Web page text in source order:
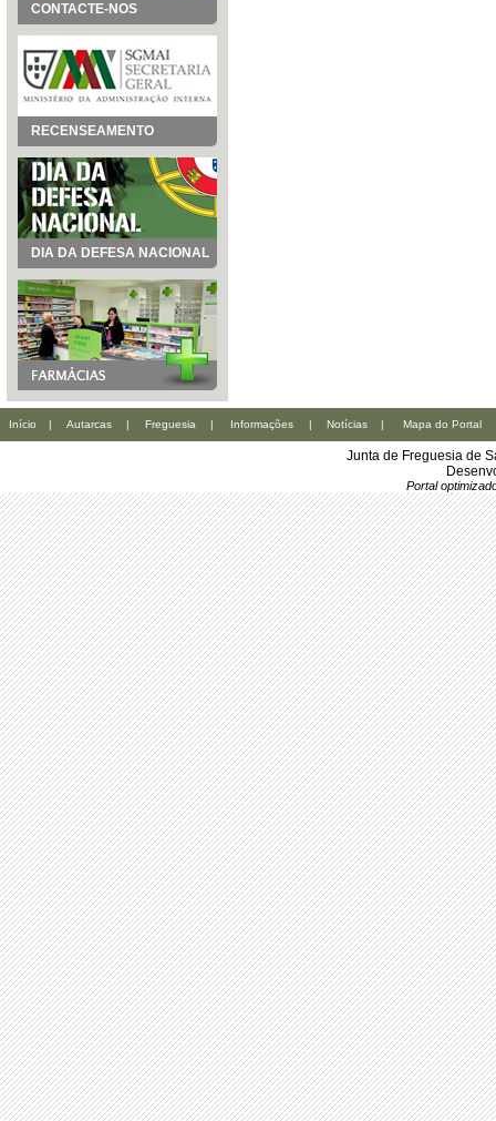
CONTACTE-NOS
RECENSEAMENTO
DIA DA DEFESA NACIONAL
Início | Autarcas | Freguesia | Informações | Notícias | Mapa do Portal
Junta de Freguesia de
Portal